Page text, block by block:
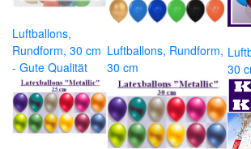
Luftballons,
Rundform, 30 cm
- Gute Qualität
Luftballons, Rundform,
30 cm
30